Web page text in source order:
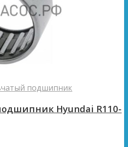
подшипник
Hyundai R110-